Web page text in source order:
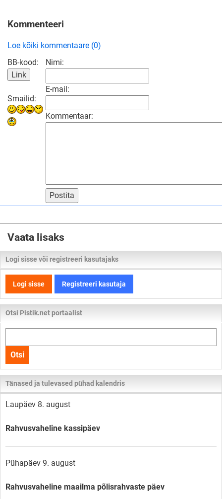
Kommenteeri
Loe kõiki kommentaare (0)
BB-kood:
Smailid:
Nimi:
E-mail:
Kommentaar:
Postita
Vaata lisaks
Logi sisse või registreeri kasutajaks
Logi sisse Registreeri kasutaja
Otsi Pistik.net portaalist
kogu
lehelt
Otsi
Tänased ja tulevased pühad kalendris
Laupäev 8. august
Rahvusvaheline kassipäev
Pühapäev 9. august
Rahvusvaheline maailma põlisrahvaste päev